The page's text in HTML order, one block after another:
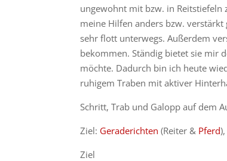
ungewohnt mit bzw. in Reitstiefeln
meine Hilfen anders bzw.
sehr flott unterwegs. Außerdem
bekommen. Ständig bietet sie mir
möchte. Dadurch bin ich heute
ruhigem Traben mit aktiver
Schritt, Trab und Galopp auf dem
Ziel: Geraderichten (Reiter & Pferd
Ziel